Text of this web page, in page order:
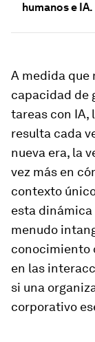
humanos e IA.
A medida que
capacidad de
tareas con
resulta cada
nueva era, la
vez más en
contexto
esta dinámica
menudo
conocimiento
en las
si una
corporativo